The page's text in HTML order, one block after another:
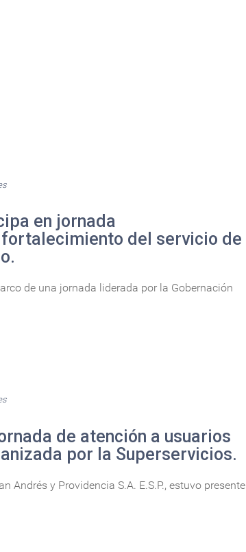
en jornada
del servicio de
de una jornada liderada por la Gobernación
de atención a usuarios
por la Superservicios.
Andrés y Providencia S.A. E.S.P., estuvo presente